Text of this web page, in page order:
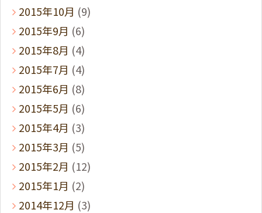
2015年10月 (9)
2015年9月 (6)
2015年8月 (4)
2015年7月 (4)
2015年6月 (8)
2015年5月 (6)
2015年4月 (3)
2015年3月 (5)
2015年2月 (12)
2015年1月 (2)
2014年12月 (3)